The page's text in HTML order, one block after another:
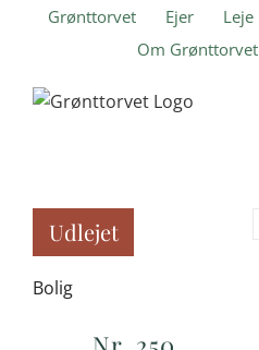
Grønttorvet Ejer Leje
Om Grønttorvet
Udlejet
Bolig